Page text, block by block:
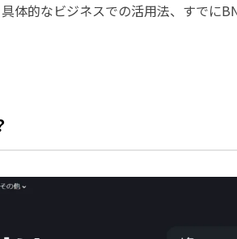
体的なビジネスでの活用法、すでに